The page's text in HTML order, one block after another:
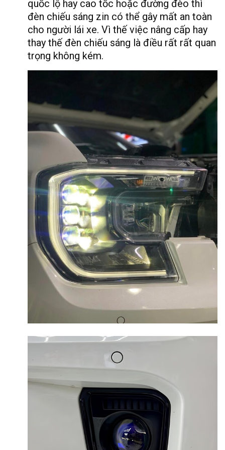
quốc lộ hay cao tốc hoặc đường đèo thì
đèn chiếu sáng zin có thể gây mất an toàn
cho người lái xe. Vì thế việc nâng cấp hay
thay thế đèn chiếu sáng là điều rất rất quan
trọng không kém.